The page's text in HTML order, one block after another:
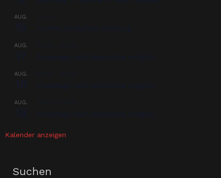
AUG.
AUG.
AUG.
AUG.
Kalender anzeigen
Suchen